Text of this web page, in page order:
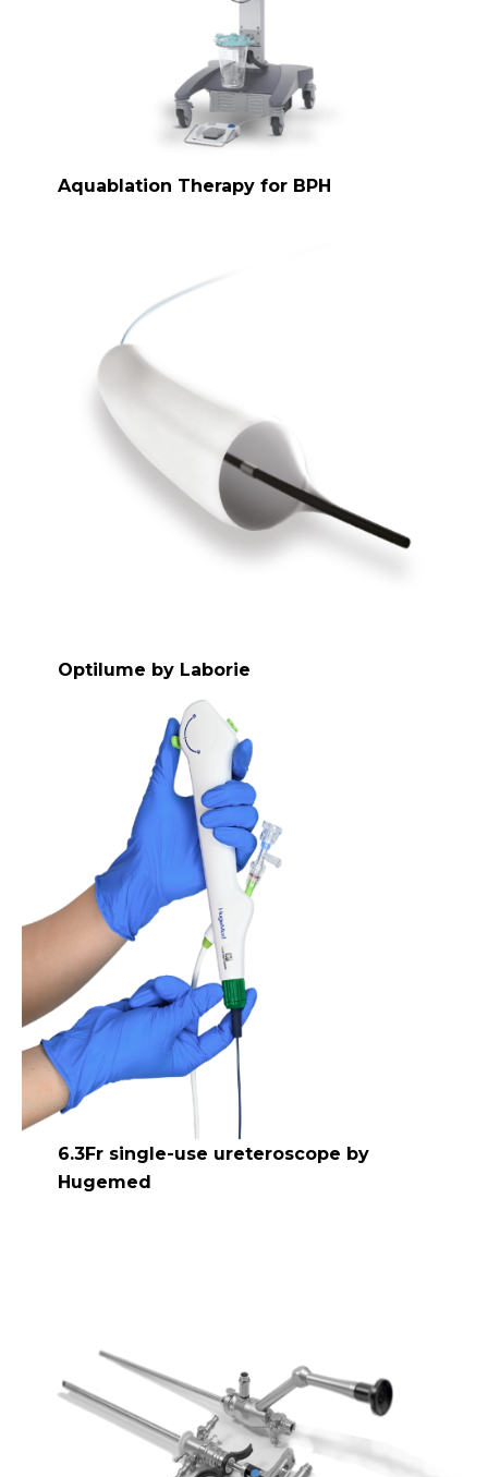
Aquablation Therapy for BPH
Optilume by Laborie
6.3Fr single-use ureteroscope by
Hugemed